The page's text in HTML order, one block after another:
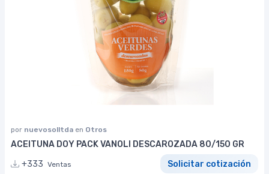
por nuevosolltda en Otros
ACEITUNA DOY PACK VANOLI DESCAROZADA 80/150 GR
+333 Ventas Solicitar cotización